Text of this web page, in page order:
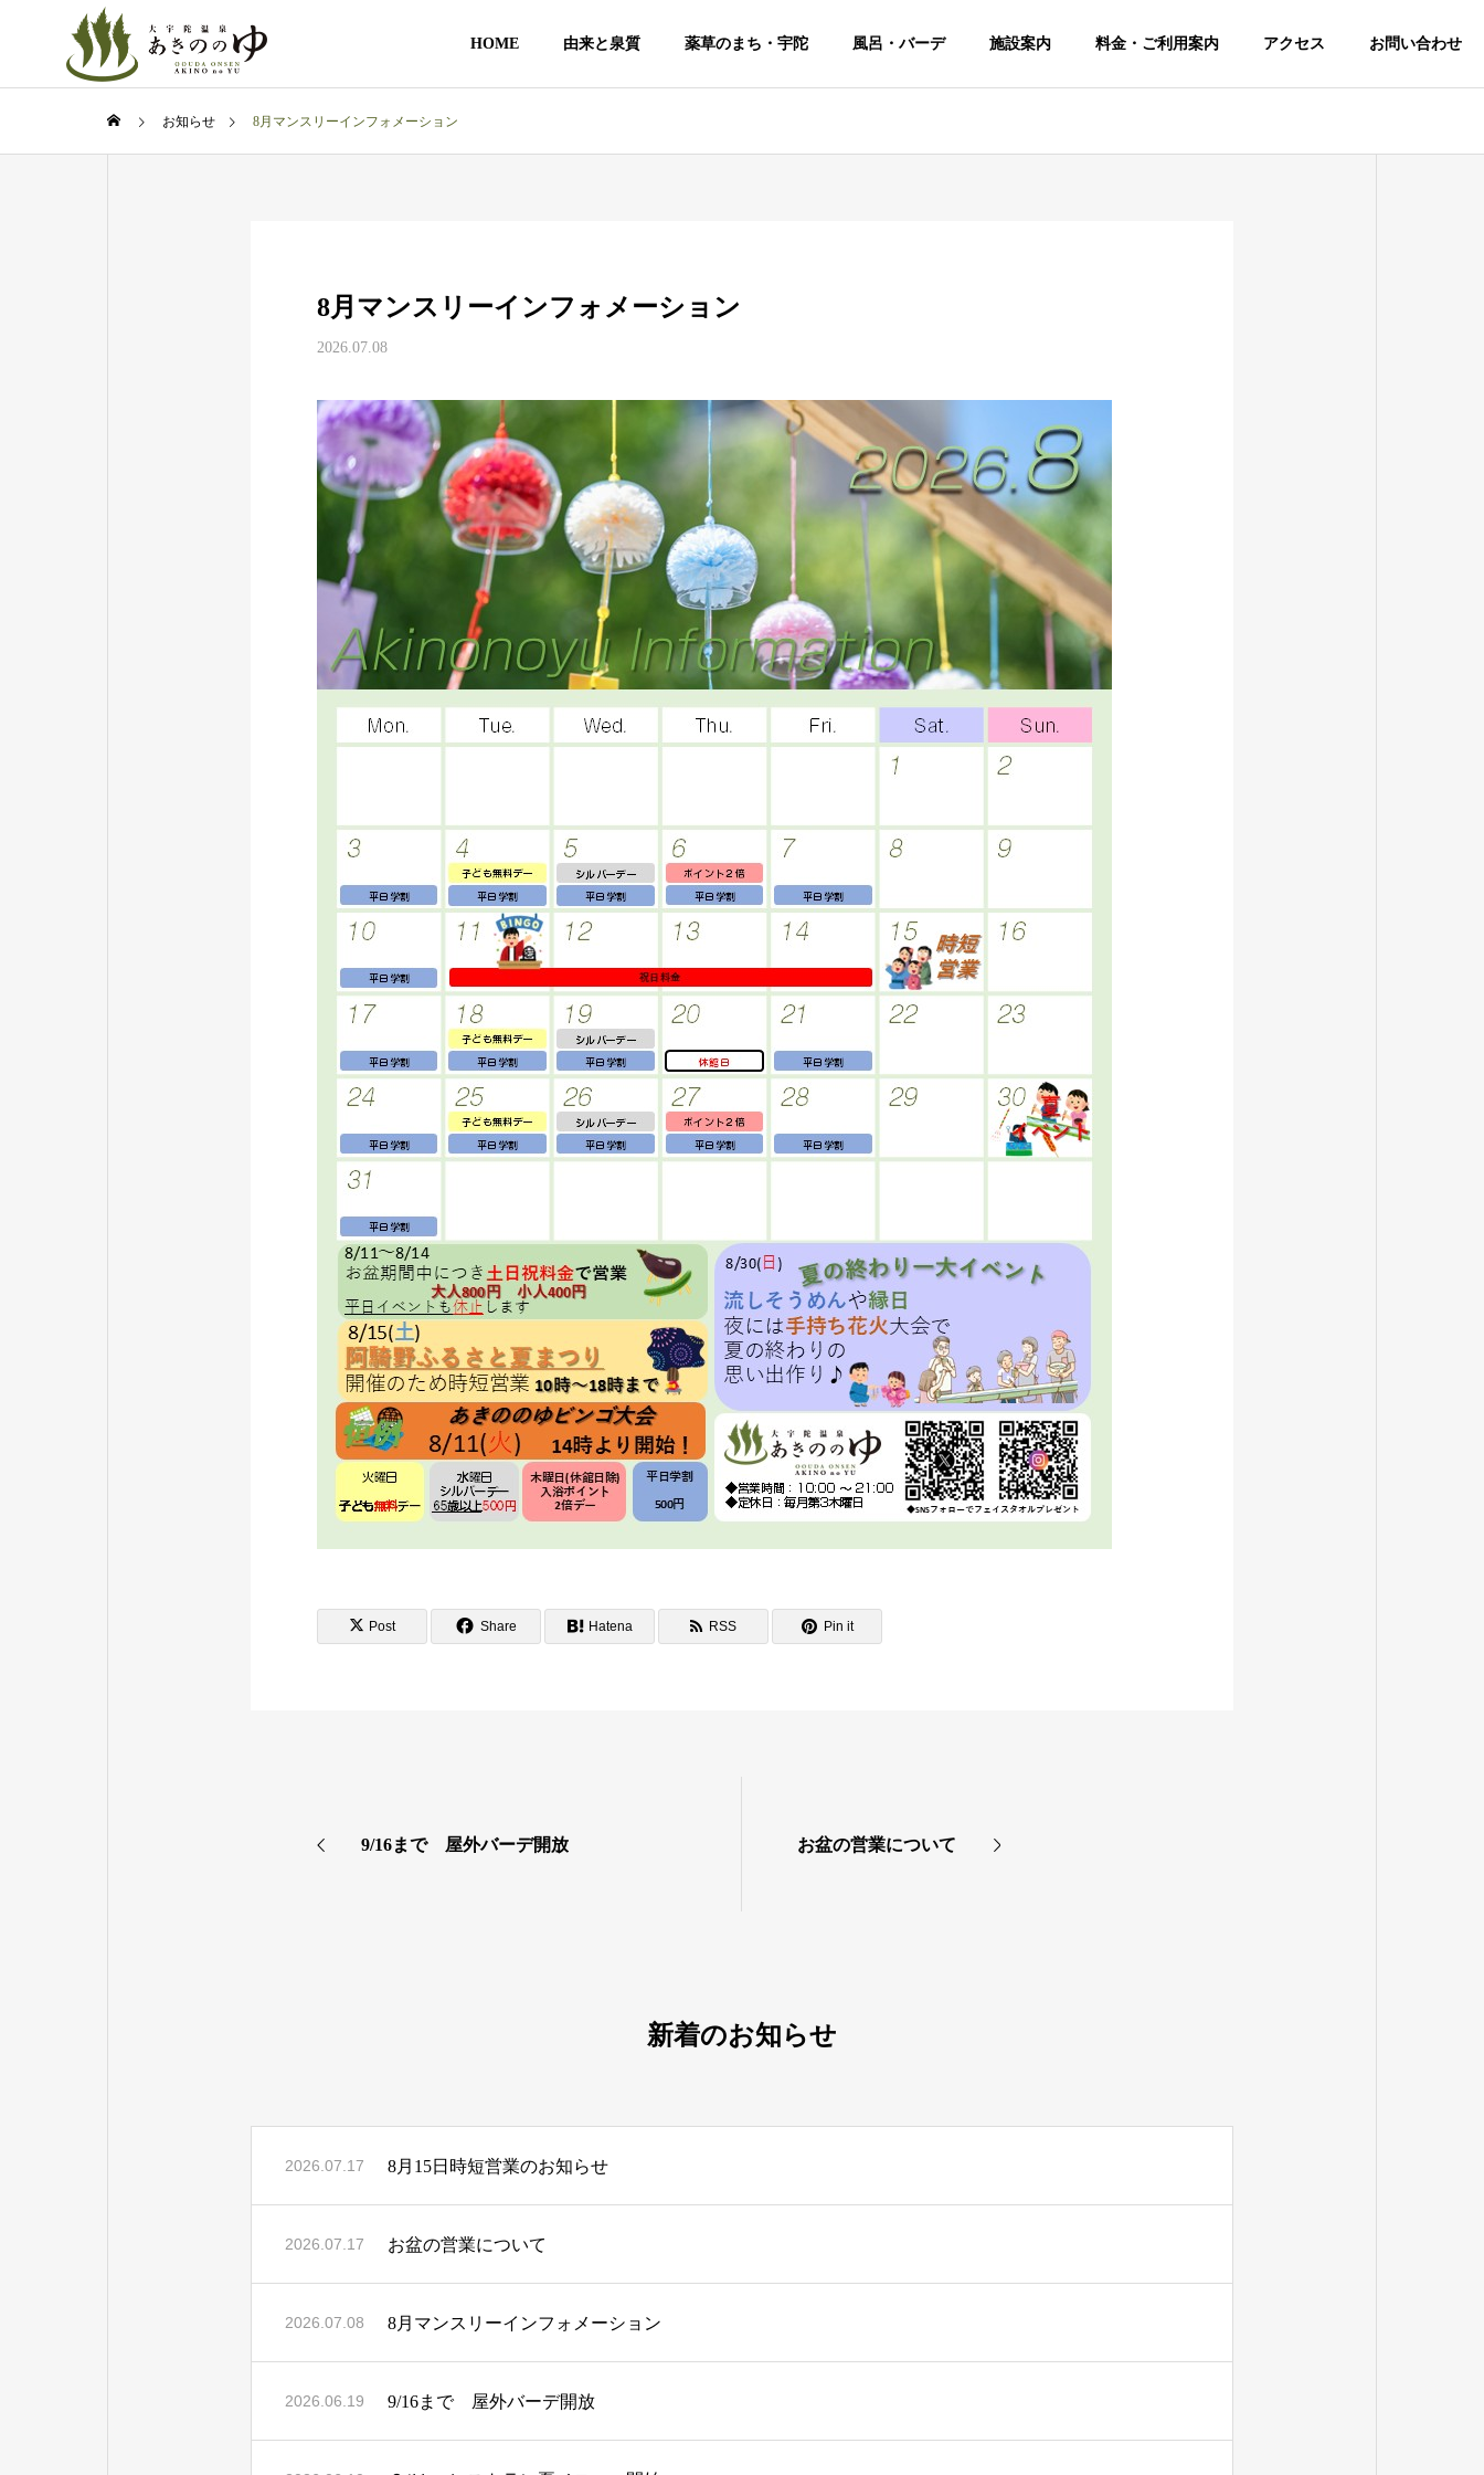
HOME 由来と泉質 薬草のまち・宇陀 風呂・バーデ 施設案内 料金・ご利用案内 アクセス お問い合わせ
お知らせ 8月マンスリーインフォメーション
8月マンスリーインフォメーション
2026.07.08
Post Share Hatena RSS Pin it
9/16まで 屋外バーデ開放 お盆の営業について
新着のお知らせ
2026.07.17 8月15日時短営業のお知らせ
2026.07.17 お盆の営業について
2026.07.08 8月マンスリーインフォメーション
2026.06.19 9/16まで 屋外バーデ開放